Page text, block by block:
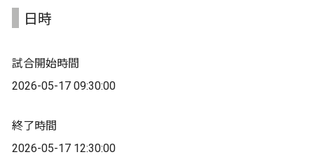
日時
試合開始時間
2026-05-17 09:30:00
終了時間
2026-05-17 12:30:00